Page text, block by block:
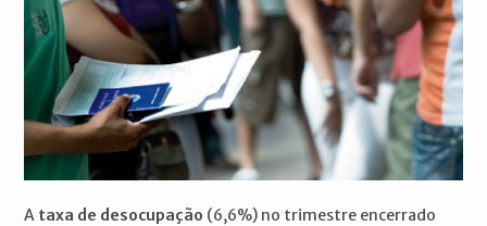
A taxa de desocupação (6,6%) no trimestre encerrado